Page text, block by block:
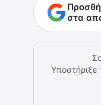
στα
Υποστήριξε